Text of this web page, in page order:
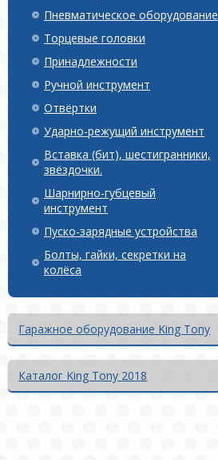
Пневматическое оборудование
Торцевые головки
Принадлежности
Ручной инструмент
Отвёртки
Ударно-режущий инструмент
Вставка (бит), шестигранники,
звёздочки.
Шарнирно-губцевый
инструмент
Пуско-зарядные устройства
Болты, гайки, секретки на
колёса
Гаражное оборудование King Tony
Каталог King Tony 2018